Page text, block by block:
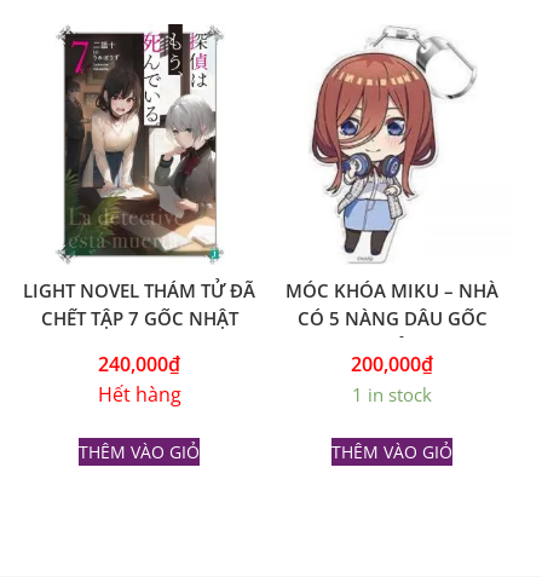
LIGHT NOVEL THÁM TỬ ĐÃ
CHẾT TẬP 7 GỐC NHẬT
240,000₫
Hết hàng
THÊM VÀO GIỎ
MÓC KHÓA MIKU – NHÀ
CÓ 5 NÀNG DÂU GỐC
200,000₫
1 in stock
THÊM VÀO GIỎ